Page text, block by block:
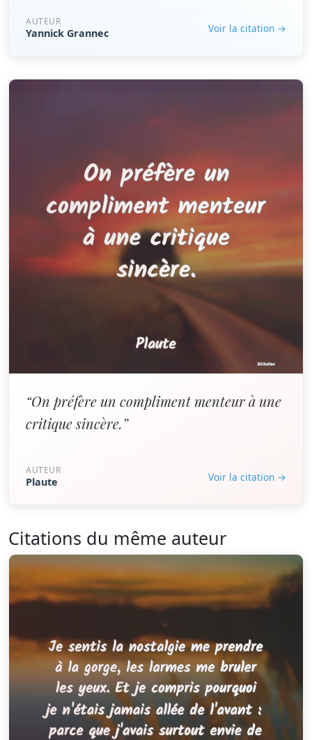
AUTEUR
Yannick Grannec Voir la citation →
“On préfère un compliment menteur à une
critique sincère.”
AUTEUR
Plaute Voir la citation →
Citations du même auteur